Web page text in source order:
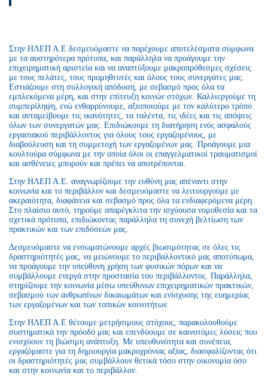
Στην ΗΛΕΠ Α.Ε δεσμευόμαστε να παρέχουμε αποτελέσματα σύμφωνα
με τα αυστηρότερα πρότυπα, και παράλληλα να προάγουμε την
επιχειρηματική αριστεία και να αναπτύξουμε μακροπρόθεσμες σχέσεις
με τους πελάτες, τους προμηθευτές και όλους τους συνεργάτες μας.
Εστιάζουμε στη συλλογική απόδοση, με σεβασμό προς όλα τα
εμπλεκόμενα μέρη, και στην επίτευξη κοινών στόχων. Καλλιεργούμε τη
συμπερίληψη, ενώ ενθαρρύνουμε, αξιοποιούμε με τον καλύτερο τρόπο
και ανταμείβουμε τις ικανότητες, τα ταλέντα, τις ιδέες και τις απόψεις
όλων των συνεργατών μας. Επιδιώκουμε τη διατήρηση ενός ασφαλούς
εργασιακού περιβάλλοντος για όλους τους εργαζομένους, με
διαβούλευση και τη συμμετοχή των εργαζομένων μας. Προάγουμε μια
κουλτούρα σύμφωνα με την οποία όλοι οι επαγγελματικοί τραυματισμοί
και ασθένειες μπορούν και πρέπει να αποτρέπονται.
Στην ΗΛΕΠ Α.Ε. αναγνωρίζουμε την ευθύνη μας απέναντι στην
κοινωνία και το περιβάλλον και δεσμευόμαστε να λειτουργούμε με
ακεραιότητα, διαφάνεια και σεβασμό προς όλα τα ενδιαφερόμενα μέρη.
Στο πλαίσιο αυτό, τηρούμε απαρέγκλιτα την ισχύουσα νομοθεσία και τα
σχετικά πρότυπα, επιδιώκοντας παράλληλα τη συνεχή βελτίωση των
πρακτικών και των επιδόσεών μας.
Δεσμευόμαστε να ενσωματώνουμε αρχές βιωσιμότητας σε όλες τις
δραστηριότητές μας, να μειώνουμε το περιβαλλοντικό μας αποτύπωμα,
να προάγουμε την υπεύθυνη χρήση των φυσικών πόρων και να
συμβάλλουμε ενεργά στην προστασία του περιβάλλοντος. Παράλληλα,
στηρίζουμε την κοινωνία μέσω υπεύθυνων επιχειρηματικών πρακτικών,
σεβασμού των ανθρωπίνων δικαιωμάτων και ενίσχυσης της ευημερίας
των εργαζομένων και των τοπικών κοινοτήτων.
Στην ΗΛΕΠ Α.Ε θέτουμε μετρήσιμους στόχους, παρακολουθούμε
συστηματικά την πρόοδό μας και επενδύουμε σε καινοτόμες λύσεις που
ενισχύουν τη βιώσιμη ανάπτυξη. Με υπευθυνότητα και συνέπεια,
εργαζόμαστε για τη δημιουργία μακροχρόνιας αξίας, διασφαλίζοντας ότι
οι δραστηριότητές μας συμβάλλουν θετικά τόσο στην οικονομία όσο
και στην κοινωνία και το περιβάλλον.